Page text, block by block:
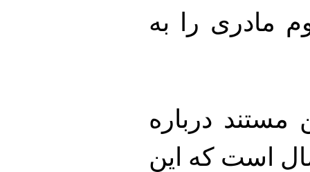
مادری را به
مستند درباره
است که این